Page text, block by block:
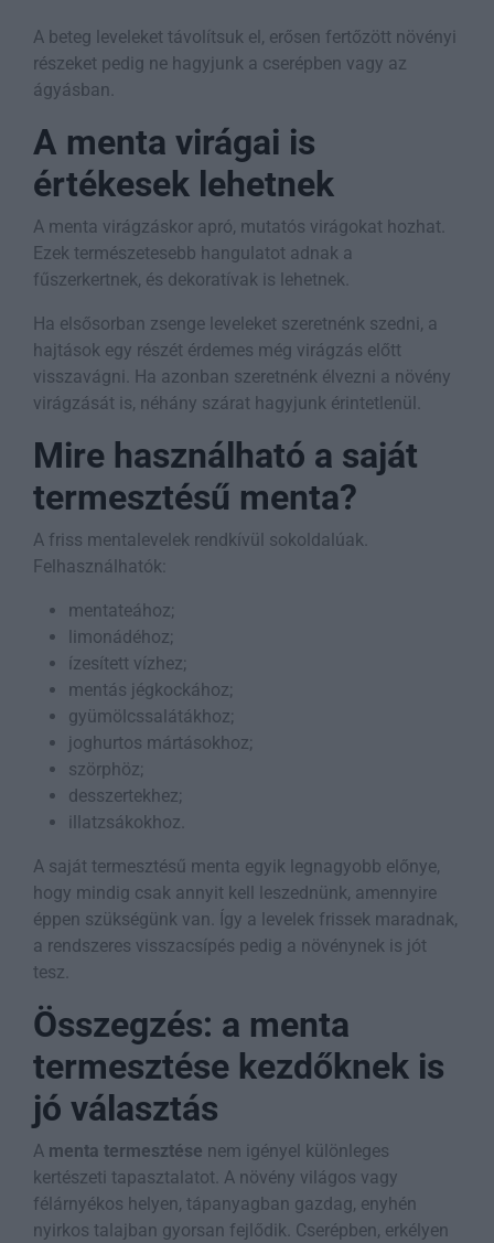
A beteg leveleket távolítsuk el, erősen fertőzött növényi
részeket pedig ne hagyjunk a cserépben vagy az
ágyásban.
A menta virágai is
értékesek lehetnek
A menta virágzáskor apró, mutatós virágokat hozhat.
Ezek természetesebb hangulatot adnak a
fűszerkertnek, és dekoratívak is lehetnek.
Ha elsősorban zsenge leveleket szeretnénk szedni, a
hajtások egy részét érdemes még virágzás előtt
visszavágni. Ha azonban szeretnénk élvezni a növény
virágzását is, néhány szárat hagyjunk érintetlenül.
Mire használható a saját
termesztésű menta?
A friss mentalevelek rendkívül sokoldalúak.
Felhasználhatók:
mentateához;
limonádéhoz;
ízesített vízhez;
mentás jégkockához;
gyümölcssalátákhoz;
joghurtos mártásokhoz;
szörphöz;
desszertekhez;
illatzsákokhoz.
A saját termesztésű menta egyik legnagyobb előnye,
hogy mindig csak annyit kell leszednünk, amennyire
éppen szükségünk van. Így a levelek frissek maradnak,
a rendszeres visszacsípés pedig a növénynek is jót
tesz.
Összegzés: a menta
termesztése kezdőknek is
jó választás
A menta termesztése nem igényel különleges
kertészeti tapasztalatot. A növény világos vagy
félárnyékos helyen, tápanyagban gazdag, enyhén
nyirkos talajban gyorsan fejlődik. Cserépben, erkélyen